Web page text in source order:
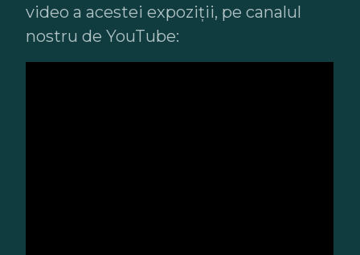
video a acestei expoziții, pe canalul
nostru de YouTube: